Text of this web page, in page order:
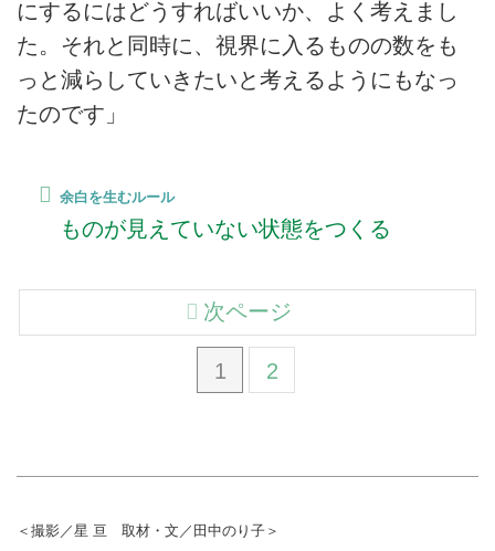
にするにはどうすればいいか、よく考えまし
た。それと同時に、視界に入るものの数をも
っと減らしていきたいと考えるようにもなっ
たのです」
余白を生むルール
ものが見えていない状態をつくる
1 2
次ページ
＜撮影／星 亘 取材・文／田中のり子＞